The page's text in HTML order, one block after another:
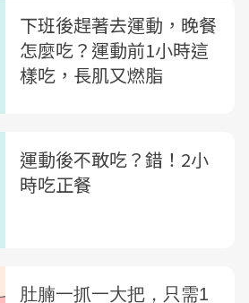
下班後趕著去運動，晚餐
怎麼吃？運動前1小時這
樣吃，長肌又燃脂
運動後不敢吃？錯！2小
時吃正餐